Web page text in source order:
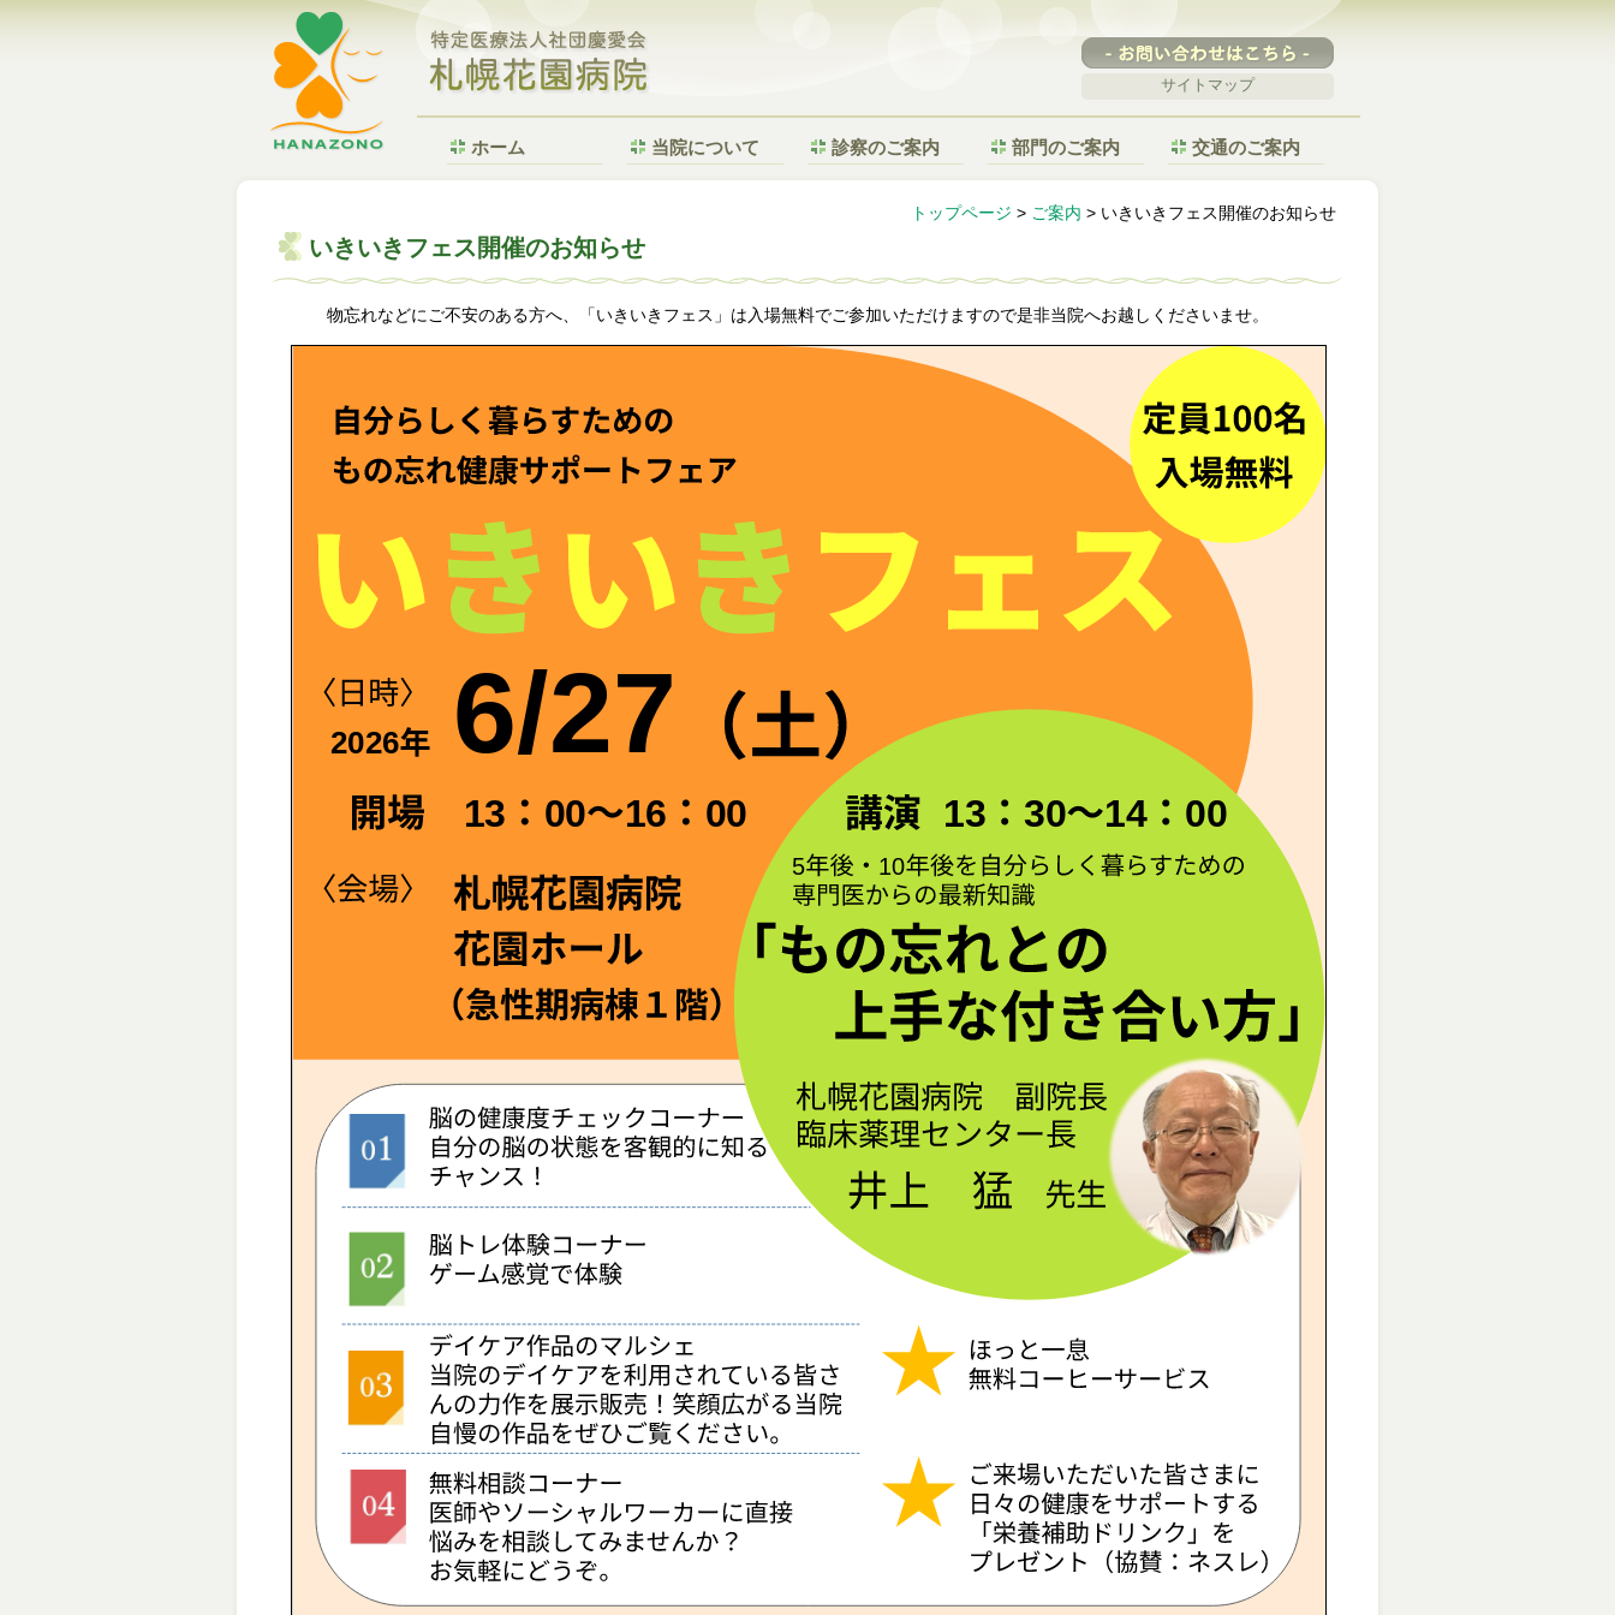
サイトマップ
ホーム 当院について 診察のご案内 部門のご案内 交通のご案内
トップページ > ご案内 > いきいきフェス開催のお知らせ
いきいきフェス開催のお知らせ
物忘れなどにご不安のある方へ、「いきいきフェス」は入場無料でご参加いただけますので是非当院へお越しくださいませ。